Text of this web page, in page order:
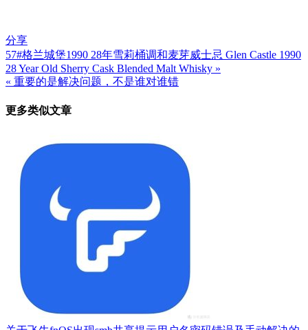
分享
文
章
导
57#格兰城堡1990 28年雪莉桶调和麦芽威士忌 Glen Castle 1990
28 Year Old Sherry Cask Blended Malt Whisky »
« 重要的是解决问题，不是谁对谁错
更多类似文章